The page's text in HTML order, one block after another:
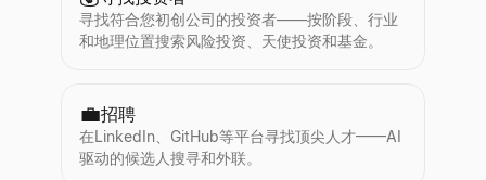
寻找符合您初创公司的投资者——按阶段、行业
和地理位置搜索风险投资、天使投资和基金。
💼招聘
在LinkedIn、GitHub等平台寻找顶尖人才——AI
驱动的候选人搜寻和外联。